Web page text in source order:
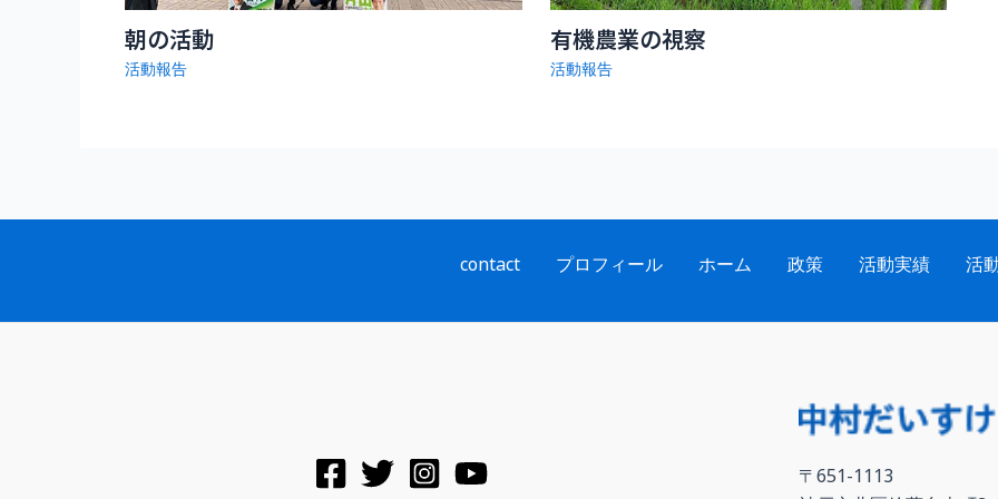
朝の活動
活動報告
有機農業の視察
活動報告
contact プロフィール ホーム 政策 活動実績 活
〒651-1113